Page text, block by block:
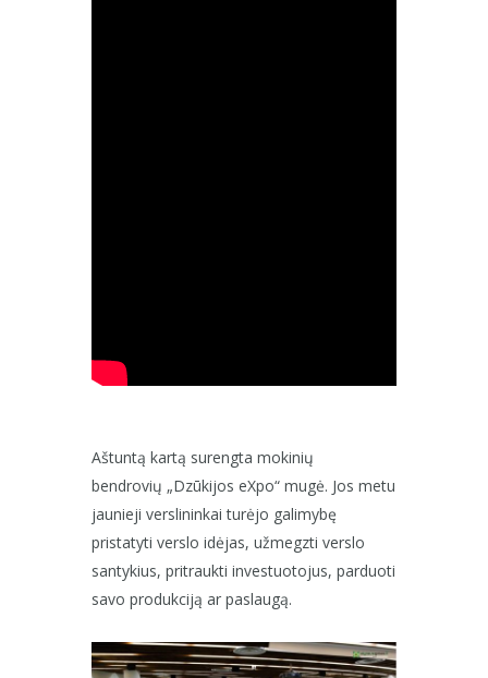
Aštuntą kartą surengta mokinių
bendrovių „Dzūkijos eXpo“ mugė. Jos metu
jaunieji verslininkai turėjo galimybę
pristatyti verslo idėjas, užmegzti verslo
santykius, pritraukti investuotojus, parduoti
savo produkciją ar paslaugą.